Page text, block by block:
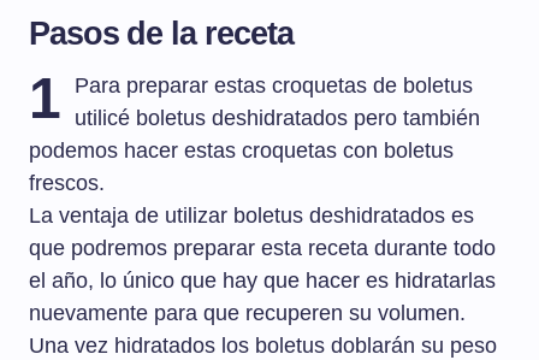
Pasos de la receta
1
Para preparar estas croquetas de boletus
utilicé boletus deshidratados pero también
podemos hacer estas croquetas con boletus
frescos.
La ventaja de utilizar boletus deshidratados es
que podremos preparar esta receta durante todo
el año, lo único que hay que hacer es hidratarlas
nuevamente para que recuperen su volumen.
Una vez hidratados los boletus doblarán su peso